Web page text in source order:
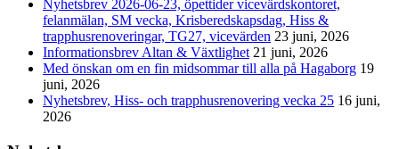
Nyhetsbrev 2026-06-23, öpettider vicevärdskontoret,
felanmälan, SM vecka, Krisberedskapsdag, Hiss &
trapphusrenoveringar, TG27, vicevärden 23 juni, 2026
Informationsbrev Altan & Växtlighet 21 juni, 2026
Med önskan om en fin midsommar till alla på Hagaborg 19
juni, 2026
Nyhetsbrev, Hiss- och trapphusrenovering vecka 25 16 juni,
2026